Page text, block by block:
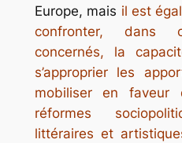
Europe, mais il est
confronter, dans
concernés, la
s’approprier les
mobiliser en faveur
réformes
littéraires et